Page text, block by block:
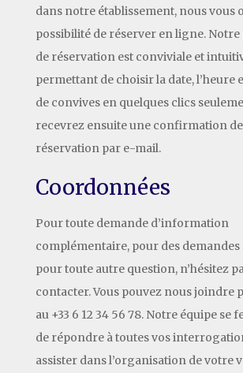
dans notre établissement, nous vous
possibilité de réserver en ligne.
de réservation est conviviale et
permettant de choisir la date, l’heure
de convives en quelques clics
recevrez ensuite une confirmation
réservation par e-mail.
Coordonnées
Pour toute demande d’information
complémentaire, pour des demandes
pour toute autre question, n’hésitez
contacter. Vous pouvez nous joindre
au +33 6 12 34 56 78. Notre équipe se
de répondre à toutes vos
assister dans l’organisation de votre